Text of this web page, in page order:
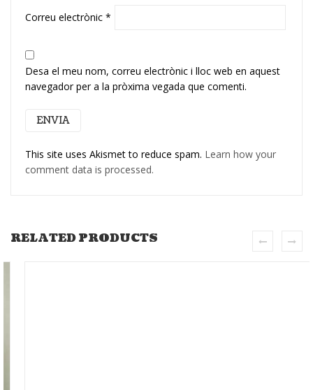
Correu electrònic *
Desa el meu nom, correu electrònic i lloc web en aquest
navegador per a la pròxima vegada que comenti.
This site uses Akismet to reduce spam. Learn how your
comment data is processed.
RELATED PRODUCTS